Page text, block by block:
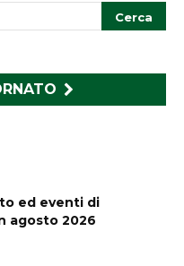
ed eventi di
agosto 2026